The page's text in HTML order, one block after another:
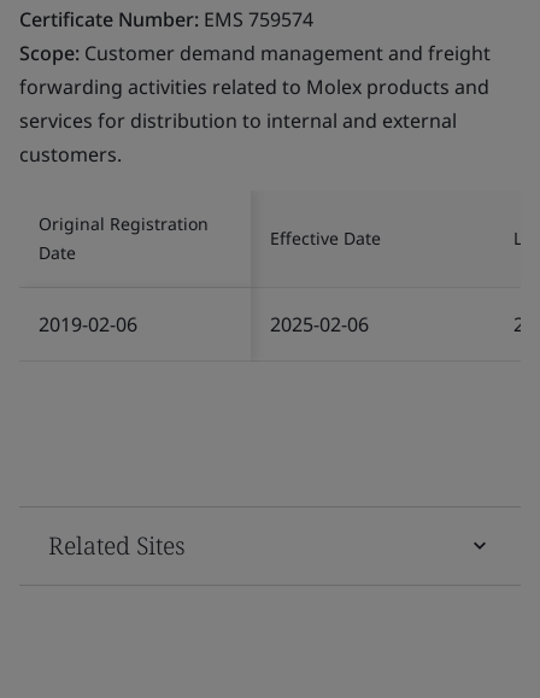
Certificate Number: EMS 759574
Scope: Customer demand management and freight
forwarding activities related to Molex products and
services for distribution to internal and external
customers.
Original Registration
Date
Effective Date
2019-02-06 2025-02-06
Related Sites